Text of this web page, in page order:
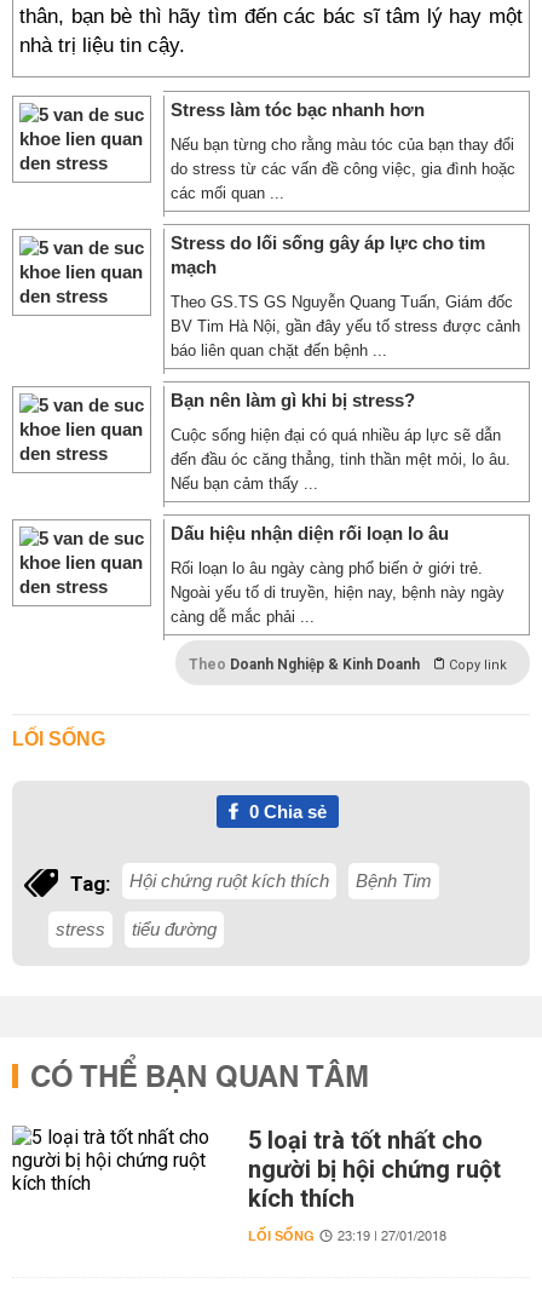
thân, bạn bè thì hãy tìm đến các bác sĩ tâm lý hay một
nhà trị liệu tin cậy.
Stress làm tóc bạc nhanh hơn
Nếu bạn từng cho rằng màu tóc của bạn thay đổi
do stress từ các vấn đề công việc, gia đình hoặc
các mối quan ...
Stress do lối sống gây áp lực cho tim
mạch
Theo GS.TS GS Nguyễn Quang Tuấn, Giám đốc
BV Tim Hà Nội, gần đây yếu tố stress được cảnh
báo liên quan chặt đến bệnh ...
Bạn nên làm gì khi bị stress?
Cuộc sống hiện đại có quá nhiều áp lực sẽ dẫn
đến đầu óc căng thẳng, tinh thần mệt mỏi, lo âu.
Nếu bạn cảm thấy ...
Dấu hiệu nhận diện rối loạn lo âu
Rối loạn lo âu ngày càng phổ biến ở giới trẻ.
Ngoài yếu tố di truyền, hiện nay, bệnh này ngày
càng dễ mắc phải ...
Theo Doanh Nghiệp & Kinh Doanh Copy link
LỐI SỐNG
0Chia sẻ
Tag: Hội chứng ruột kích thích Bệnh Tim
stress tiểu đường
CÓ THỂ BẠN QUAN TÂM
5 loại trà tốt nhất cho
người bị hội chứng ruột
kích thích
LỐI SỐNG 23:19 | 27/01/2018